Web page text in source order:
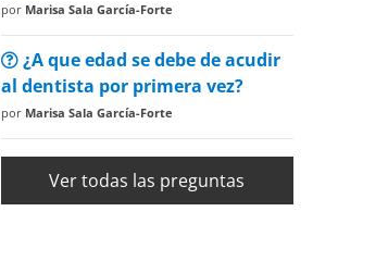
por Marisa Sala García-Forte
¿A que edad se debe de acudir
al dentista por primera vez?
por Marisa Sala García-Forte
Ver todas las preguntas